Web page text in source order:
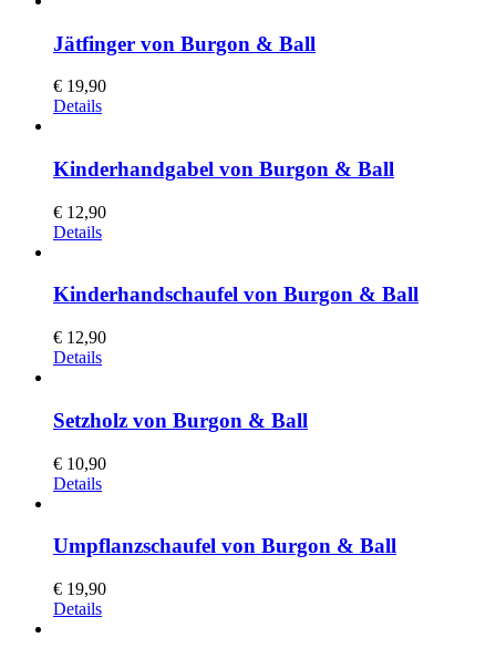
Jätfinger von Burgon & Ball
€ 19,90
Details
Kinderhandgabel von Burgon & Ball
€ 12,90
Details
Kinderhandschaufel von Burgon & Ball
€ 12,90
Details
Setzholz von Burgon & Ball
€ 10,90
Details
Umpflanzschaufel von Burgon & Ball
€ 19,90
Details